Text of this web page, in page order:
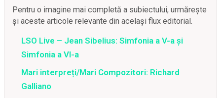
Pentru o imagine mai completă a subiectului, urmărește
și aceste articole relevante din același flux editorial.
LSO Live – Jean Sibelius: Simfonia a V-a și
Simfonia a VI-a
Mari interpreți/Mari Compozitori: Richard
Galliano